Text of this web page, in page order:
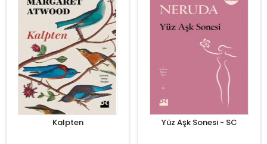
Kalpten Yüz Aşk Sonesi - SC